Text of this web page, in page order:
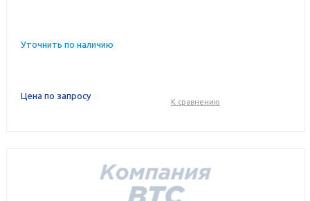
Уточнить по наличию
Цена по запросу
К сравнению